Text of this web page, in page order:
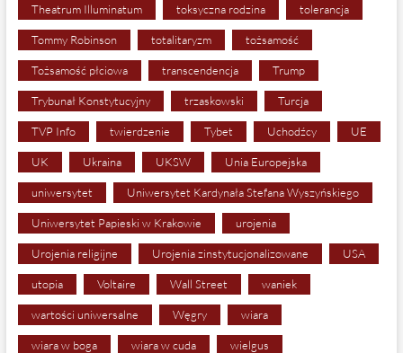
Theatrum Illuminatum toksyczna rodzina tolerancja
Tommy Robinson totalitaryzm tożsamość
Tożsamość płciowa transcendencja Trump
Trybunał Konstytucyjny trzaskowski Turcja
TVP Info twierdzenie Tybet Uchodźcy UE
UK Ukraina UKSW Unia Europejska
uniwersytet Uniwersytet Kardynała Stefana Wyszyńskiego
Uniwersytet Papieski w Krakowie urojenia
Urojenia religijne Urojenia zinstytucjonalizowane USA
utopia Voltaire Wall Street waniek
wartości uniwersalne Węgry wiara
wiara w boga wiara w cuda wielgus